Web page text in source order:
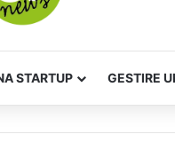
STARTUP GESTIRE